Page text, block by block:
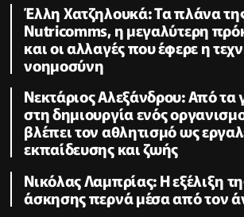
Έλλη Χατζηλουκά: Τα πλάνα
Nutricomms, η μεγαλύτερη
και οι αλλαγές που έφερε η
νοημοσύνη
Νεκτάριος Αλεξάνδρου: Από τα
στη δημιουργία ενός
βλέπει τον αθλητισμό ως
εκπαίδευσης και ζωής
Νικόλας Λαμπρίας: Η εξέλιξη
άσκησης περνά μέσα από τον